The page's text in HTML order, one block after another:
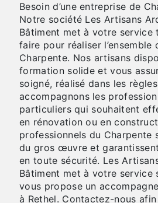
Besoin d’une entreprise de Charpente à Rethel ?
Notre société Les Artisans
Bâtiment met à votre service
faire pour réaliser l’ensemble
Charpente. Nos artisans
formation solide et vous
soigné, réalisé dans les
accompagnons les
particuliers qui souhaitent
en rénovation ou en
professionnels du Charpente
du gros œuvre et
en toute sécurité. Les
Bâtiment met à votre service
vous propose un
à Rethel. Contactez-nous afin